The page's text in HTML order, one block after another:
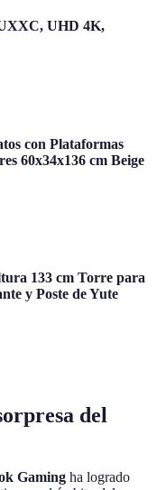
UHD 4K,
con Plataformas
60x34x136 cm Beige
133 cm Torre para
y Poste de Yute
del
Gaming ha logrado